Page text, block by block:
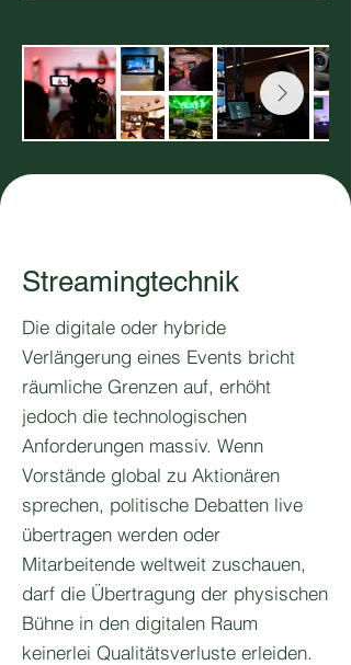
Streamingtechnik
Die digitale oder hybride
Verlängerung eines Events bricht
räumliche Grenzen auf, erhöht
jedoch die technologischen
Anforderungen massiv. Wenn
Vorstände global zu Aktionären
sprechen, politische Debatten live
übertragen werden oder
Mitarbeitende weltweit zuschauen,
darf die Übertragung der physischen
Bühne in den digitalen Raum
keinerlei Qualitätsverluste erleiden.